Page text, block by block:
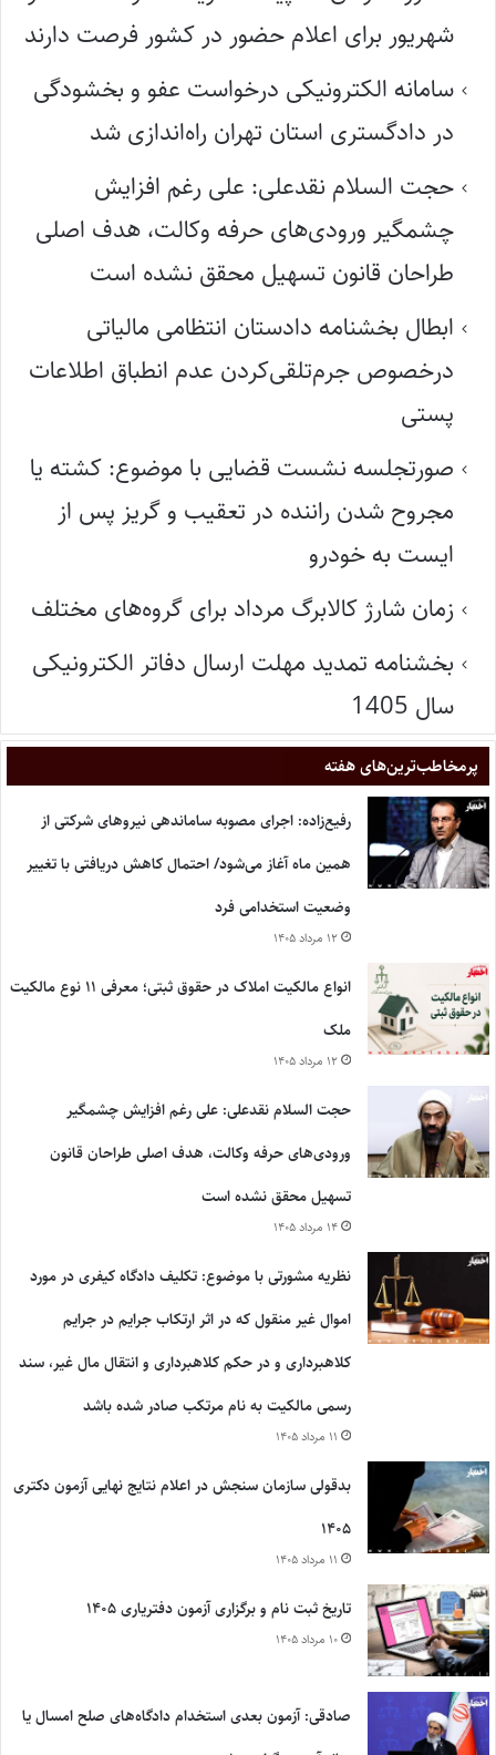
شهریور برای اعلام حضور در کشور فرصت دارند
سامانه الکترونیکی درخواست عفو و بخشودگی
در دادگستری استان تهران راه‌اندازی شد
حجت السلام نقدعلی: علی رغم افزایش
چشمگیر ورودی‌های حرفه وکالت، هدف اصلی
طراحان قانون تسهیل محقق نشده است
ابطال بخشنامه دادستان انتظامی مالیاتی
درخصوص جرم‌تلقی‌کردن عدم انطباق اطلاعات
پستی
صورتجلسه نشست قضایی با موضوع: کشته یا
مجروح شدن راننده در تعقیب و گریز پس از
ایست به خودرو
زمان شارژ کالابرگ مرداد برای گروه‌های مختلف
بخشنامه تمدید مهلت ارسال دفاتر الکترونیکی
سال 1405
پر‌مخاطب‌ترین‌های هفته
رفیع‌زاده: اجرای مصوبه ساماندهی نیروهای شرکتی از
همین ماه آغاز می‌شود/ احتمال کاهش دریافتی با تغییر
وضعیت استخدامی فرد
۱۲ مرداد ۱۴۰۵
انواع مالکیت املاک در حقوق ثبتی؛ معرفی ۱۱ نوع مالکیت
ملک
۱۲ مرداد ۱۴۰۵
حجت السلام نقدعلی: علی رغم افزایش چشمگیر
ورودی‌های حرفه وکالت، هدف اصلی طراحان قانون
تسهیل محقق نشده است
۱۴ مرداد ۱۴۰۵
نظریه مشورتی با موضوع: تکلیف دادگاه کیفری در مورد
اموال غیر منقول که در اثر ارتکاب جرایم در جرایم
کلاهبرداری و در حکم کلاهبرداری و انتقال مال غیر، سند
رسمی مالکیت به نام مرتکب صادر شده باشد
۱۱ مرداد ۱۴۰۵
بدقولی سازمان سنجش در اعلام نتایج نهایی آزمون دکتری
۱۴۰۵
۱۱ مرداد ۱۴۰۵
تاریخ ثبت نام و برگزاری آزمون دفتریاری ۱۴۰۵
۱۰ مرداد ۱۴۰۵
صادقی: آزمون بعدی استخدام دادگاه‌های صلح امسال یا